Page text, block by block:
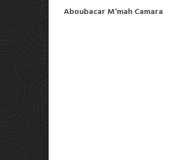
Aboubacar M’mah Camara